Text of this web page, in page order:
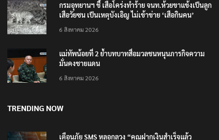
กรมอุทยานฯ ชี้ เสือโคร่งทำร้าย จนท.ห้วยขาแข้งเป็นลูก
เสือวัยซน เป็นเหตุบังเอิญ ไม่เข้าข่าย ‘เสือกินคน’
6 สิงหาคม 2026
แม่ทัพน้อยที่ 2 ย้ำบทบาทสื่อมวลชนหนุนภารกิจความ
มั่นคงชายแดน
6 สิงหาคม 2026
TRENDING NOW
เตือนภัย SMS หลอกลวง “คุณฝากเงินสำเร็จแล้ว